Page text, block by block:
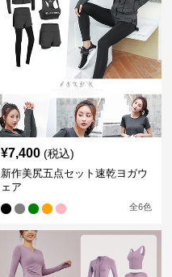
¥7,400 (税込)
新作美尻五点セット速乾ヨガウ
ェア
全6色